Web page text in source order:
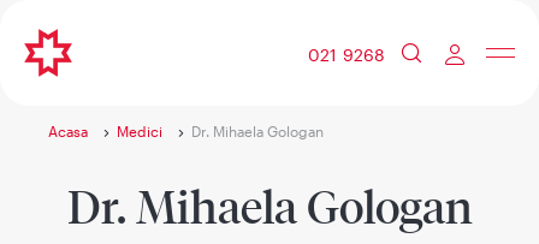
021 9268
Acasa Medici Dr. Mihaela Gologan
Dr. Mihaela Gologan